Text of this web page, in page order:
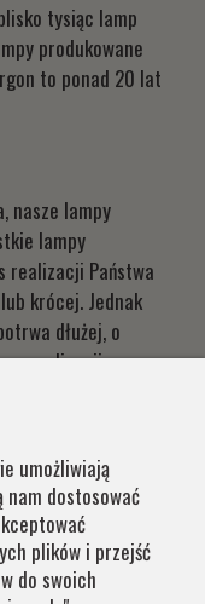
tysiąc lamp
produkowane
to ponad 20 lat
nasze lampy
lampy
realizacji Państwa
krócej. Jednak
dłużej, o
realizacji
produktu. W
Wierzymy, że na
umożliwiają
nam dostosować
plików i przejść
do swoich